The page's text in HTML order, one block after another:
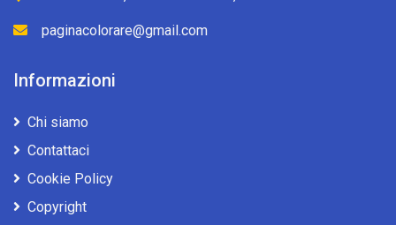
paginacolorare@gmail.com
Informazioni
Chi siamo
Contattaci
Cookie Policy
Copyright